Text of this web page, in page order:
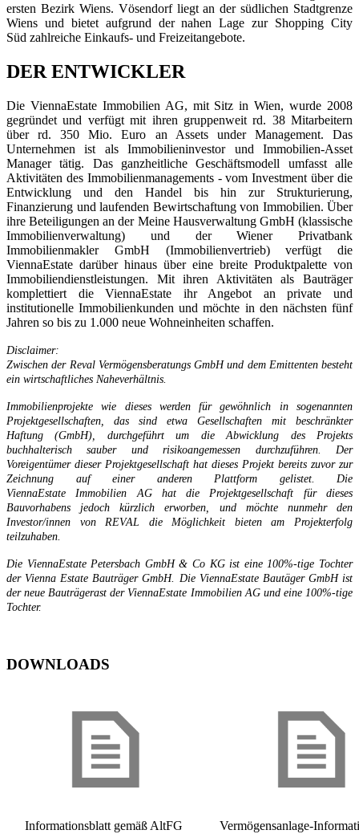
ersten Bezirk Wiens. Vösendorf liegt an der südlichen Stadtgrenze
Wiens und bietet aufgrund der nahen Lage zur Shopping City
Süd zahlreiche Einkaufs- und Freizeitangebote.
DER ENTWICKLER
Die ViennaEstate Immobilien AG, mit Sitz in Wien, wurde 2008
gegründet und verfügt mit ihren gruppenweit rd. 38 Mitarbeitern
über rd. 350 Mio. Euro an Assets under Management. Das
Unternehmen ist als Immobilieninvestor und Immobilien-Asset
Manager tätig. Das ganzheitliche Geschäftsmodell umfasst alle
Aktivitäten des Immobilienmanagements - vom Investment über die
Entwicklung und den Handel bis hin zur Strukturierung,
Finanzierung und laufenden Bewirtschaftung von Immobilien. Über
ihre Beteiligungen an der Meine Hausverwaltung GmbH (klassische
Immobilienverwaltung) und der Wiener Privatbank
Immobilienmakler GmbH (Immobilienvertrieb) verfügt die
ViennaEstate darüber hinaus über eine breite Produktpalette von
Immobiliendienstleistungen. Mit ihren Aktivitäten als Bauträger
komplettiert die ViennaEstate ihr Angebot an private und
institutionelle Immobilienkunden und möchte in den nächsten fünf
Jahren so bis zu 1.000 neue Wohneinheiten schaffen.
Disclaimer:
Zwischen der Reval Vermögensberatungs GmbH und dem Emittenten besteht
ein wirtschaftliches Naheverhältnis.
Immobilienprojekte wie dieses werden für gewöhnlich in sogenannten
Projektgesellschaften, das sind etwa Gesellschaften mit beschränkter
Haftung (GmbH), durchgeführt um die Abwicklung des Projekts
buchhalterisch sauber und risikoangemessen durchzuführen. Der
Voreigentümer dieser Projektgesellschaft hat dieses Projekt bereits zuvor zur
Zeichnung auf einer anderen Plattform gelistet. Die
ViennaEstate
Immobilien AG hat die Projektgesellschaft für dieses
Bauvorhabens jedoch kürzlich erworben, und möchte nunmehr den
Investor/innen von REVAL die Möglichkeit bieten am Projekterfolg
teilzuhaben.
Die ViennaEstate Petersbach GmbH & Co KG ist eine 100%-tige Tochter
der Vienna Estate Bauträger GmbH. Die ViennaEstate Bautäger GmbH ist
der neue Bauträgerast der ViennaEstate Immobilien AG und eine 100%-tige
Tochter.
DOWNLOADS
Informationsblatt gemäß AltFG Vermögensanlage-